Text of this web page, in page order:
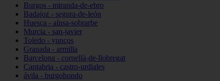
Burgos - miranda-de-ebro
Badajoz - segura-de-león
Huesca - aínsa-sobrarbe
Murcia - san-javier
Toledo - yuncos
Granada - armilla
Barcelona - cornellà-de-llobregat
Cantabria - castro-urdiales
ávila - burgohondo